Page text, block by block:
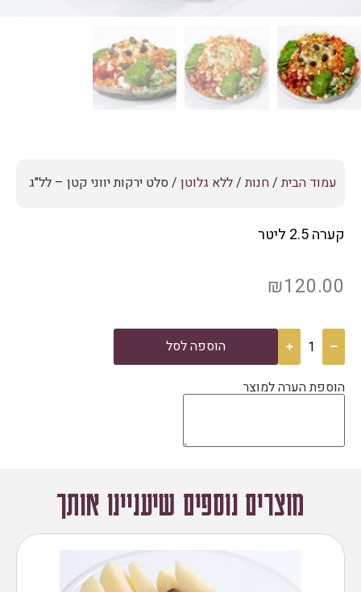
עמוד הבית/חנות/ללא גלוטן/ סלט ירקות יווני קטן – לל"ג
קערה 2.5 ליטר
₪120.00
הוספה לסל
הוספת הערה למוצר
מוצרים נוספים שיעניינו אותך